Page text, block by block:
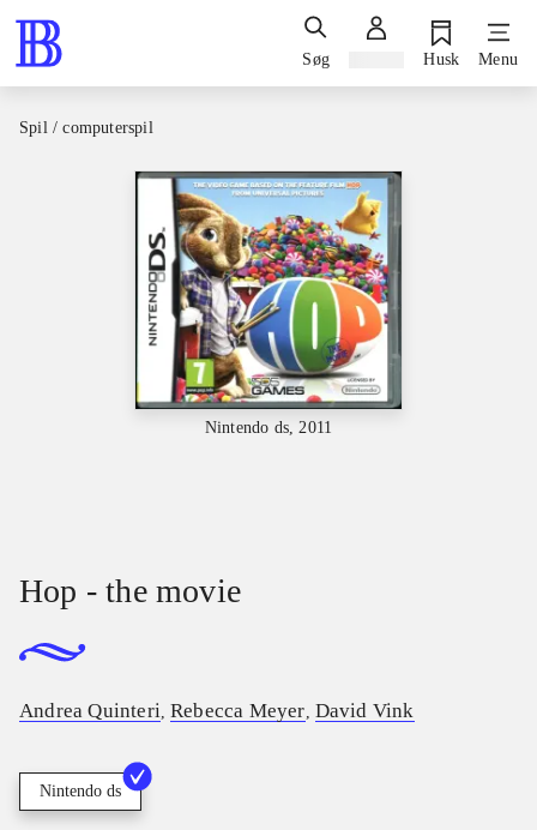
Søg Husk Menu
Spil / computerspil
Nintendo ds, 2011
Hop - the movie
Andrea Quinteri, Rebecca Meyer, David Vink
Nintendo ds